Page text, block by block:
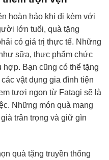
hoàn hảo khi đi kèm với
lớn tuổi, quà tặng
có giá trị thực tế. Những
sữa, thực phẩm chức
hợp. Bạn cũng có thể tặng
vật dụng gia đình tiện
tươi ngon từ Fatagi sẽ là
Những món quà mang
trân trọng và giữ gìn
quà tặng truyền thống